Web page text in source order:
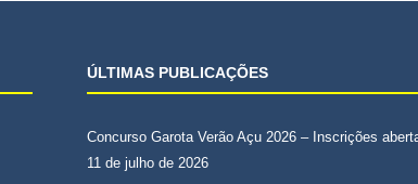
ÚLTIMAS PUBLICAÇÕES
Concurso Garota Verão Açu 2026 – Inscrições
11 de julho de 2026